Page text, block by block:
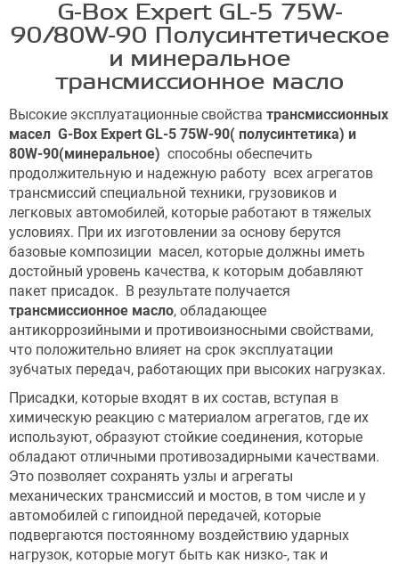
G-Box Expert GL-5 75W-
90/80W-90 Полусинтетическое
и минеральное
трансмиссионное масло
Высокие эксплуатационные свойства трансмиссионных
масел G-Box Expert GL-5 75W-90( полусинтетика) и
80W-90(минеральное) способны обеспечить
продолжительную и надежную работу всех агрегатов
трансмиссий специальной техники, грузовиков и
легковых автомобилей, которые работают в тяжелых
условиях. При их изготовлении за основу берутся
базовые композиции масел, которые должны иметь
достойный уровень качества, к которым добавляют
пакет присадок. В результате получается
трансмиссионное масло, обладающее
антикоррозийными и противоизносными свойствами,
что положительно влияет на срок эксплуатации
зубчатых передач, работающих при высоких нагрузках.
Присадки, которые входят в их состав, вступая в
химическую реакцию с материалом агрегатов, где их
используют, образуют стойкие соединения, которые
обладают отличными противозадирными качествами.
Это позволяет сохранять узлы и агрегаты
механических трансмиссий и мостов, в том числе и у
автомобилей с гипоидной передачей, которые
подвергаются постоянному воздействию ударных
нагрузок, которые могут быть как низко-, так и